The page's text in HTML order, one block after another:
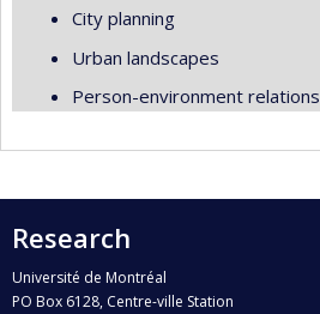
City planning
Urban landscapes
Person-environment relations
Research
Université de Montréal
PO Box 6128, Centre-ville Station